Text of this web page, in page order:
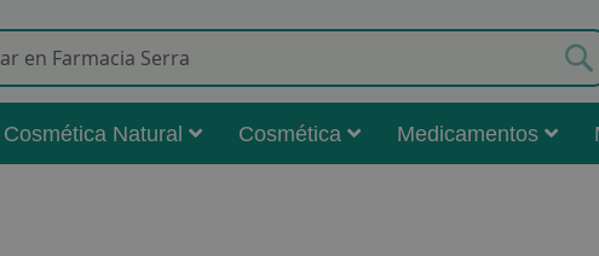
Cosmética Natural Cosmética Medicamentos